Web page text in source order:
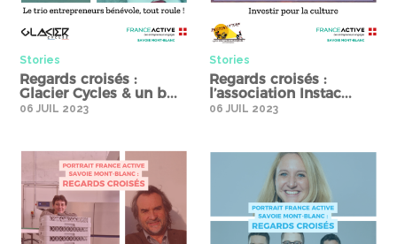
Stories
Regards croisés :
Glacier Cycles & un b...
06 JUIL 2023
Stories
Regards croisés :
l’association Instac...
06 JUIL 2023
Stories" /> Stories" />